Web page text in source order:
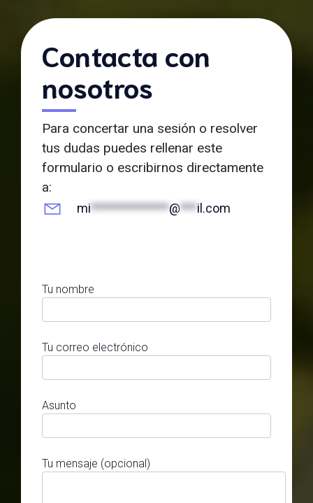
Contacta con
nosotros
Para concertar una sesión o resolver
tus dudas puedes rellenar este
formulario o escribirnos directamente
a:
mi**************@***il.com
Tu nombre
Tu correo electrónico
Asunto
Tu mensaje (opcional)